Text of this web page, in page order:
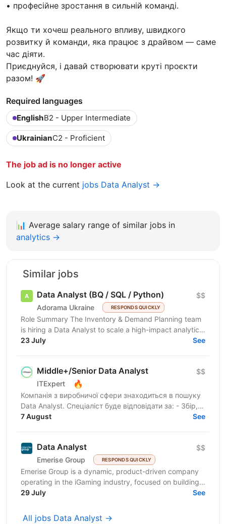
• професійне зростання в сильній команді.
Якщо ти хочеш реального впливу, швидкого
розвитку й команди, яка працює з драйвом — саме
час діяти.
Приєднуйся, і давай створювати круті проєкти
разом! 🚀
Required languages
EnglishB2 - Upper Intermediate
UkrainianC2 - Proficient
The job ad is no longer active
Look at the current jobs Data Analyst →
📊 Average salary range of similar jobs in
analytics →
Similar jobs
Data Analyst (BQ / SQL / Python)
Adorama Ukraine RESPONDS QUICKLY
$$
Role Summary The Inventory & Demand Planning team
is hiring a Data Analyst to scale a high-impact analytics
roadmap across inventory, in-stock, supply,...
23 July See
Middle+/Senior Data Analyst
ITExpert 🔥
$$
Компанія з виробничої сфери знаходиться в пошуку
Data Analyst. Спеціаліст буде відповідати за: - Збір,
перевірку та підготовку даних із різних джерел -...
7 August See
Data Analyst
Emerise Group RESPONDS QUICKLY
$$
Emerise Group is a dynamic, product-driven company
operating in the iGaming industry, focused on building
high-impact solutions that fuel innovation and...
29 July See
All jobs Data Analyst →